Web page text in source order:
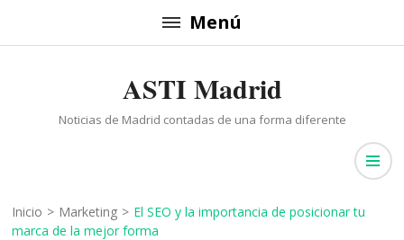
al
Menú
ASTI Madrid
Noticias de Madrid contadas de una forma diferente
Inicio > Marketing > El SEO y la importancia de posicionar tu
marca de la mejor forma